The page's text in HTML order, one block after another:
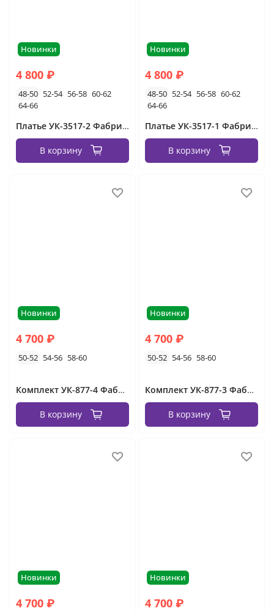
Новинки
4 800 ₽
48-50 52-54 56-58 60-62
64-66
Платье УК-3517-2 Фабрика Моды
В корзину
Новинки
4 800 ₽
48-50 52-54 56-58 60-62
64-66
Платье УК-3517-1 Фабрика Моды
В корзину
Новинки
4 700 ₽
50-52 54-56 58-60
Комплект УК-877-4 Фабрика Моды
В корзину
Новинки
4 700 ₽
50-52 54-56 58-60
Комплект УК-877-3 Фабрика Моды
В корзину
Новинки
4 700 ₽
Новинки
4 700 ₽